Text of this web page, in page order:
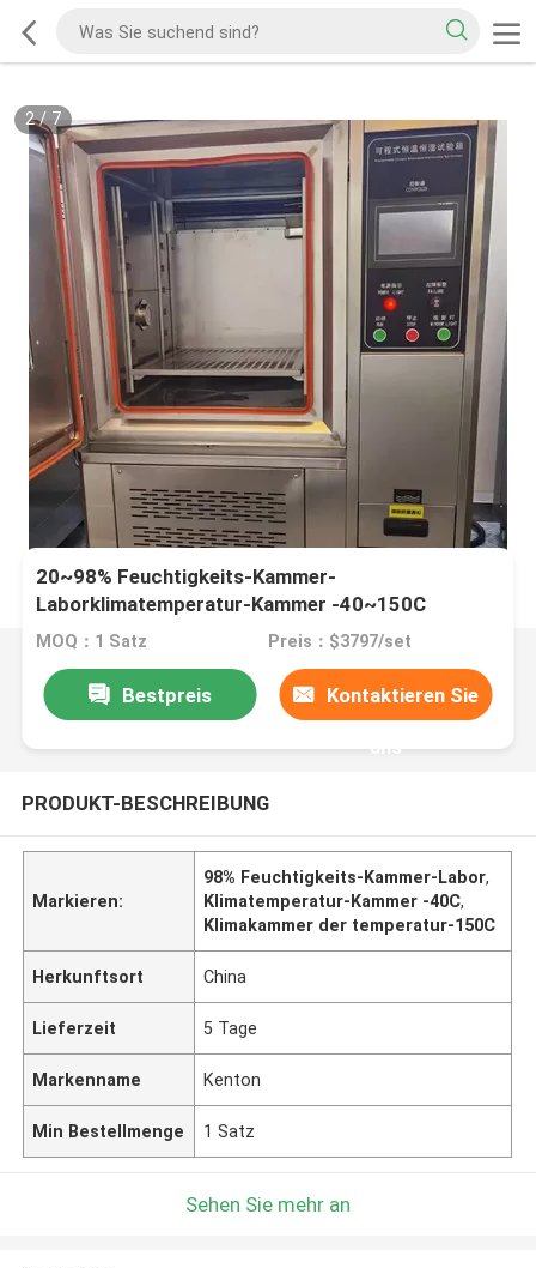
2/ 7
20~98% Feuchtigkeits-Kammer-
Laborklimatemperatur-Kammer -40~150C
MOQ：1 Satz Preis：$3797/set
Bestpreis Kontaktieren Sie
uns
PRODUKT-BESCHREIBUNG
Markieren:
98% Feuchtigkeits-Kammer-Labor,
Klimatemperatur-Kammer -40C,
Klimakammer der temperatur-150C
Herkunftsort China
Lieferzeit 5 Tage
Markenname Kenton
Min Bestellmenge 1 Satz
Sehen Sie mehr an